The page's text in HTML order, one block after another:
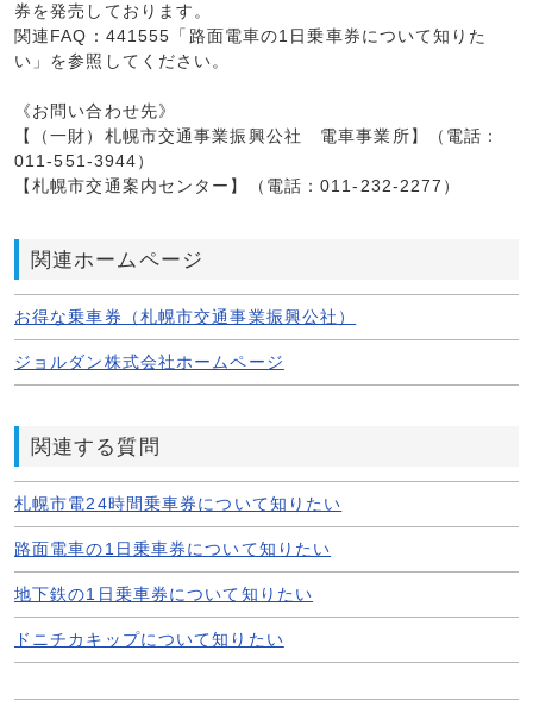
券を発売しております。
関連FAQ：441555「路面電車の1日乗車券について知りた
い」を参照してください。
《お問い合わせ先》
【（一財）札幌市交通事業振興公社 電車事業所】（電話：
011-551-3944）
【札幌市交通案内センター】（電話：011-232-2277）
関連ホームページ
お得な乗車券（札幌市交通事業振興公社）
ジョルダン株式会社ホームページ
関連する質問
札幌市電24時間乗車券について知りたい
路面電車の1日乗車券について知りたい
地下鉄の1日乗車券について知りたい
ドニチカキップについて知りたい